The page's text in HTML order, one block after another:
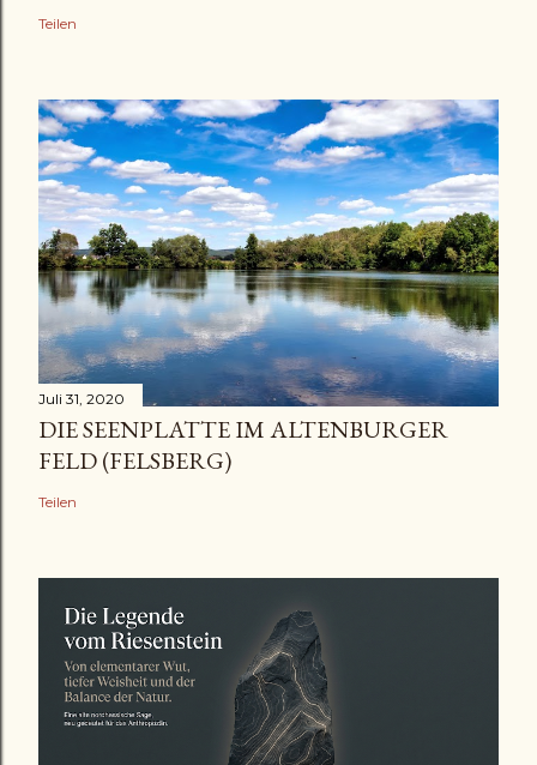
Teilen
Juli 31, 2020
DIE SEENPLATTE IM ALTENBURGER
FELD (FELSBERG)
Teilen